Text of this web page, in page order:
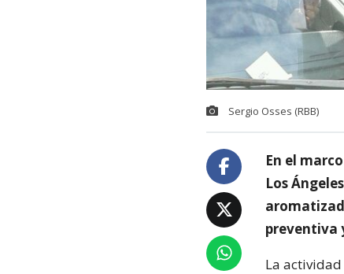
Sergio Osses (RBB)
En el
Los
preventiva
La